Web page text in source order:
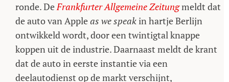
ronde. DeFrankfurter Allgemeine Zeitungmeldt dat
de auto van Appleas we speakin hartje Berlijn
ontwikkeld wordt, door een twintigtal knappe
koppen uit de industrie. Daarnaast meldt de krant
dat de auto in eerste instantie via een
deelautodienst op de markt verschijnt,